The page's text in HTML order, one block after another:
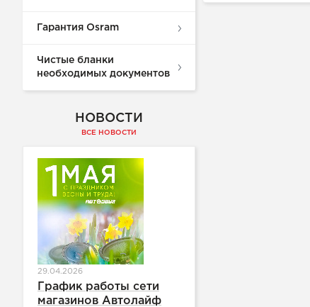
Гарантия Osram
Чистые бланки
необходимых документов
НОВОСТИ
ВСЕ НОВОСТИ
29.04.2026
График работы сети
магазинов Автолайф